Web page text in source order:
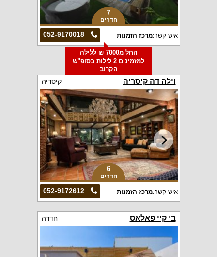
7
חדרים
052-9170018 איש קשר:מרכז הזמנות
החל מ7000 ₪ ללילה
למזמינים 2 לילות בסופ"ש
הקרוב
וילה דה קיסריה קיסריה
6
חדרים
052-9172612 איש קשר:מרכז הזמנות
בי קיי פאלאס חדרה